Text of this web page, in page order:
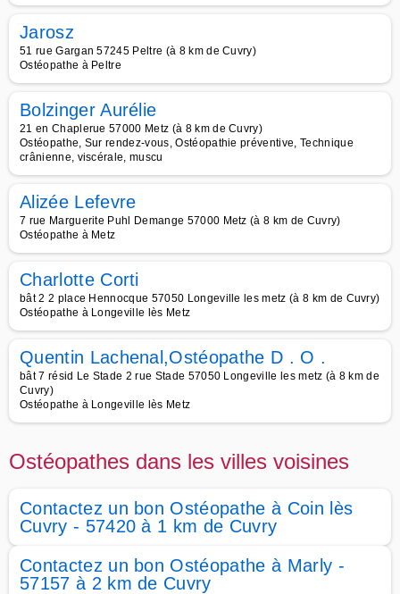
Jarosz
51 rue Gargan 57245 Peltre (à 8 km de Cuvry)
Ostéopathe à Peltre
Bolzinger Aurélie
21 en Chaplerue 57000 Metz (à 8 km de Cuvry)
Ostéopathe, Sur rendez-vous, Ostéopathie préventive, Technique
crânienne, viscérale, muscu
Alizée Lefevre
7 rue Marguerite Puhl Demange 57000 Metz (à 8 km de Cuvry)
Ostéopathe à Metz
Charlotte Corti
bât 2 2 place Hennocque 57050 Longeville les metz (à 8 km de Cuvry)
Ostéopathe à Longeville lès Metz
Quentin Lachenal,Ostéopathe D . O .
bât 7 résid Le Stade 2 rue Stade 57050 Longeville les metz (à 8 km de
Cuvry)
Ostéopathe à Longeville lès Metz
Ostéopathes dans les villes voisines
Contactez un bon Ostéopathe à Coin lès
Cuvry - 57420 à 1 km de Cuvry
Contactez un bon Ostéopathe à Marly -
57157 à 2 km de Cuvry